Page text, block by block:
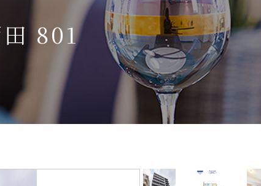
・駅名から探す 地図から探す
入居のしおり 入居者限定サービス
801